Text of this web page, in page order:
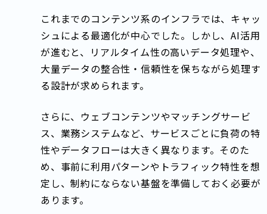
これまでのコンテンツ系のインフラでは、キャッ
シュによる最適化が中心でした。しかし、AI活用
が進むと、リアルタイム性の高いデータ処理や、
大量データの整合性・信頼性を保ちながら処理す
る設計が求められます。
さらに、ウェブコンテンツやマッチングサービ
ス、業務システムなど、サービスごとに負荷の特
性やデータフローは大きく異なります。そのた
め、事前に利用パターンやトラフィック特性を想
定し、制約にならない基盤を準備しておく必要が
あります。